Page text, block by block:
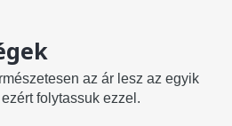
az ár lesz az egyik
folytassuk ezzel.